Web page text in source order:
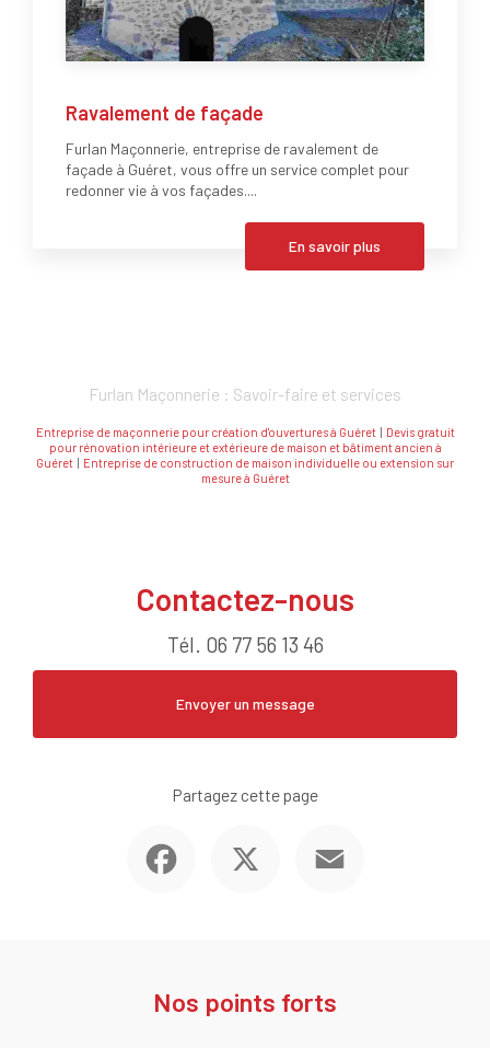
Ravalement de façade
Furlan Maçonnerie, entreprise de ravalement de
façade à Guéret, vous offre un service complet pour
redonner vie à vos façades....
En savoir plus
Furlan Maçonnerie : Savoir-faire et services
Entreprise de maçonnerie pour création d'ouvertures à Guéret| Devis gratuit
pour rénovation intérieure et extérieure de maison et bâtiment ancien à
Guéret | Entreprise de construction de maison individuelle ou extension sur
mesure à Guéret
Contactez-nous
Tél. 06 77 56 13 46
Envoyer un message
Partagez cette page
Nos points forts